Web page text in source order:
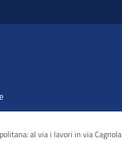
al via i lavori in via Cagnola